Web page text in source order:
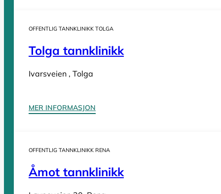
OFFENTLIG TANNKLINIKK TOLGA
Tolga tannklinikk
Ivarsveien , Tolga
MER INFORMASJON
OFFENTLIG TANNKLINIKK RENA
Åmot tannklinikk
Tannleger Finnmark
Tannleger Norge